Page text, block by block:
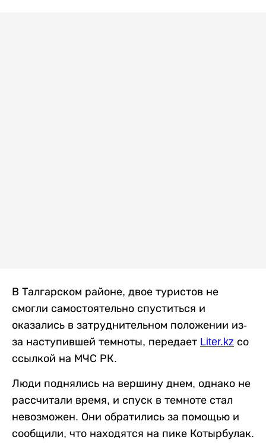
В Талгарском районе, двое туристов не
смогли самостоятельно спуститься и
оказались в затруднительном положении из-
за наступившей темноты, передает Liter.kz со
ссылкой на МЧС РК.
Люди поднялись на вершину днем, однако не
рассчитали время, и спуск в темноте стал
невозможен. Они обратились за помощью и
сообщили, что находятся на пике Котырбулак.